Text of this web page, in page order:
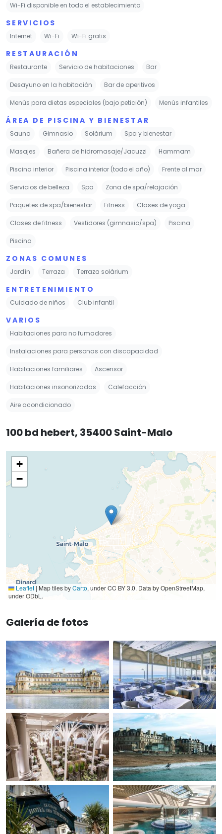
Wi-Fi disponible en todo el establecimiento
SERVICIOS
Internet Wi-Fi Wi-Fi gratis
RESTAURACIÓN
Restaurante Servicio de habitaciones Bar
Desayuno en la habitación Bar de aperitivos
Menús para dietas especiales (bajo petición) Menús infantiles
ÁREA DE PISCINA Y BIENESTAR
Sauna Gimnasio Solárium Spa y bienestar
Masajes Bañera de hidromasaje/Jacuzzi Hammam
Piscina interior Piscina interior (todo el año) Frente al mar
Servicios de belleza Spa Zona de spa/relajación
Paquetes de spa/bienestar Fitness Clases de yoga
Clases de fitness Vestidores (gimnasio/spa) Piscina
Piscina
ZONAS COMUNES
Jardín Terraza Terraza solárium
ENTRETENIMIENTO
Cuidado de niños Club infantil
VARIOS
Habitaciones para no fumadores
Instalaciones para personas con discapacidad
Habitaciones familiares Ascensor
Habitaciones insonorizadas Calefacción
Aire acondicionado
100 bd hebert, 35400 Saint-Malo
+
−
Leaflet | Map tiles byCarto, under CC BY 3.0. Data by OpenStreetMap,
under ODbL.
Galería de fotos